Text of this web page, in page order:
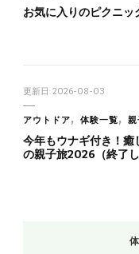
お気に入りのピクニッ
更新日:2026-08-03
アウトドア 体験一覧 親
今年もウナギ付き！癒
の親子旅2026（終了し